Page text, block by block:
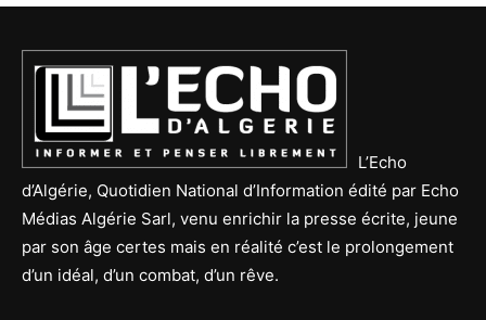
L’Echo
d’Algérie, Quotidien National d’Information édité par Echo
Médias Algérie Sarl, venu enrichir la presse écrite, jeune
par son âge certes mais en réalité c’est le prolongement
d’un idéal, d’un combat, d’un rêve.